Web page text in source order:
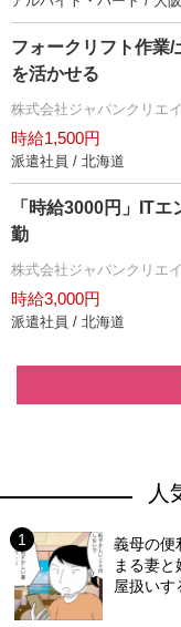
フォークリフト作業
を活かせる
株式会社ジャパンクリエ
時給1,500円
派遣社員 / 北海道
「時給3000円」IT
勤
株式会社ジャパンクリエ
時給3,000円
派遣社員 / 北海道
人
義母の便
まる妻
屋扱いす